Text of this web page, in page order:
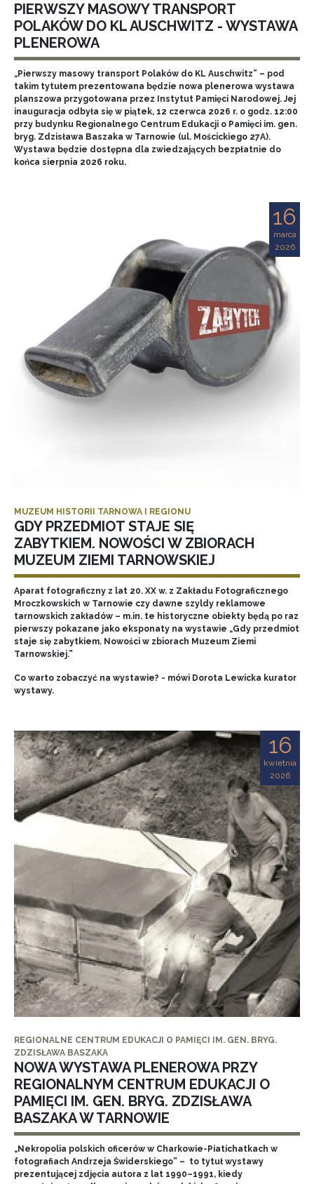
PIERWSZY MASOWY TRANSPORT
POLAKÓW DO KL AUSCHWITZ - WYSTAWA
PLENEROWA
„Pierwszy masowy transport Polaków do KL Auschwitz” – pod
takim tytułem prezentowana będzie nowa plenerowa wystawa
planszowa przygotowana przez Instytut Pamięci Narodowej. Jej
inauguracja odbyła się w piątek, 12 czerwca 2026 r. o godz. 12:00
przy budynku Regionalnego Centrum Edukacji o Pamięci im. gen.
bryg. Zdzisława Baszaka w Tarnowie (ul. Mościckiego 27A).
Wystawa będzie dostępna dla zwiedzających bezpłatnie do
końca sierpnia 2026 roku.
16
marca
2026
MUZEUM HISTORII TARNOWA I REGIONU
GDY PRZEDMIOT STAJE SIĘ
ZABYTKIEM. NOWOŚCI W ZBIORACH
MUZEUM ZIEMI TARNOWSKIEJ
Aparat fotograficzny z lat 20. XX w. z Zakładu Fotograficznego
Mroczkowskich w Tarnowie czy dawne szyldy reklamowe
tarnowskich zakładów – m.in. te historyczne obiekty będą po raz
pierwszy pokazane jako eksponaty na wystawie „Gdy przedmiot
staje się zabytkiem. Nowości w zbiorach Muzeum Ziemi
Tarnowskiej.”
Co warto zobaczyć na wystawie? - mówi Dorota Lewicka kurator
wystawy.
16
kwietnia
2026
REGIONALNE CENTRUM EDUKACJI O PAMIĘCI IM. GEN. BRYG.
ZDZISŁAWA BASZAKA
NOWA WYSTAWA PLENEROWA PRZY
REGIONALNYM CENTRUM EDUKACJI O
PAMIĘCI IM. GEN. BRYG. ZDZISŁAWA
BASZAKA W TARNOWIE
„Nekropolia polskich oficerów w Charkowie-Piatichatkach w
fotografiach Andrzeja Świderskiego” – to tytuł wystawy
prezentującej zdjęcia autora z lat 1990–1991, kiedy